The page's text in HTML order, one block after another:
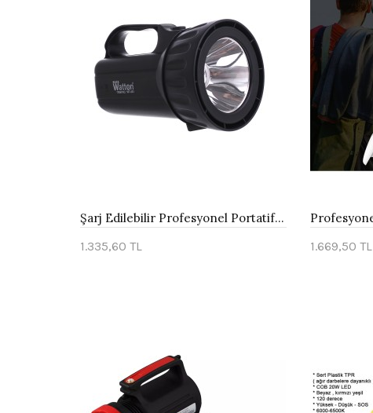
Şarj Edilebilir Profesyonel Portatif EL Feneri Wt-403
1.335,60 TL
1.669,50 TL